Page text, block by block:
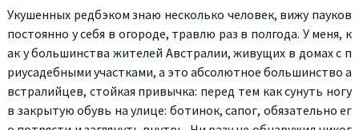
Укушенных редбэком знаю несколько человек, вижу пауков
постоянно у себя в огороде, травлю раз в полгода. У меня, к
ак у большинства жителей Австралии, живущих в домах с п
риусадебными участками, а это абсолютное большинство а
встралийцев, стойкая привычка: перед тем как сунуть ногу
в закрытую обувь на улице: ботинок, сапог, обязательно ег